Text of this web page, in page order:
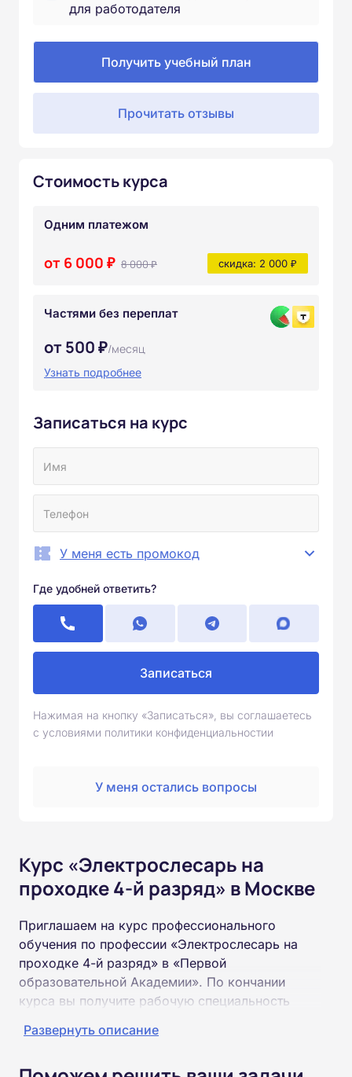
для работодателя
Получить учебный план
Прочитать отзывы
Стоимость курса
Одним платежом
от 6 000 ₽ 8 000 ₽ скидка: 2 000 ₽
Частями без переплат
от 500 ₽/месяц
Узнать подробнее
Записаться на курс
У меня есть промокод
Где удобней ответить?
Записаться
Нажимая на кнопку «Записаться», вы соглашаетесь
с условиями политики конфиденциальностии
У меня остались вопросы
Курс «Электрослесарь на
проходке 4-й разряд» в Москве
Приглашаем на курс профессионального
обучения по профессии «Электрослесарь на
проходке 4-й разряд» в «Первой
образовательной Академии». По кончании
курса вы получите рабочую специальность
соответствующего разряда.
Развернуть описание